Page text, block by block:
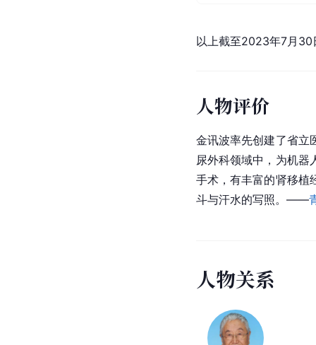
以上截至2023年7月30
人物评价
金讯波率先创建了省立
尿外科领域中，为机器
手术，有丰富的肾移植
斗与汗水的写照。——
人物关系